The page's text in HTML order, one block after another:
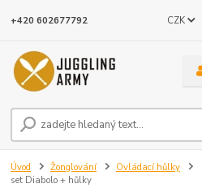
CZK
+420 602677792
Úvod Žonglování Ovládací hůlky
set Diabolo + hůlky